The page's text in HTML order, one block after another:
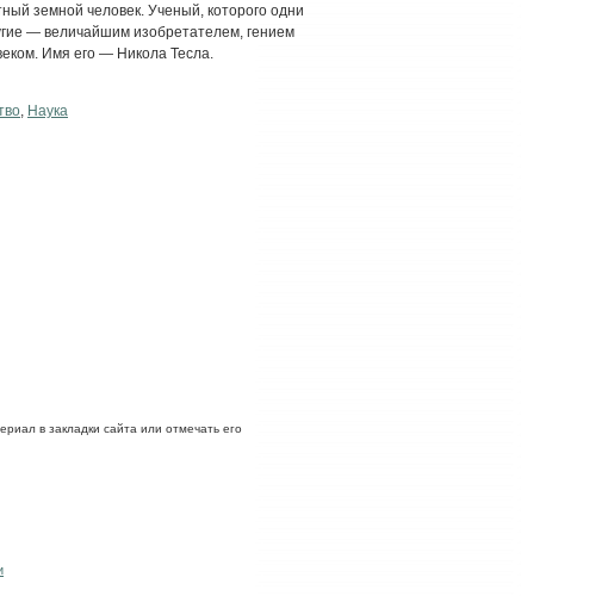
земной человек. Ученый, которого одни
— величайшим изобретателем, гением
Имя его — Никола Тесла.
Наука
в закладки сайта или отмечать его